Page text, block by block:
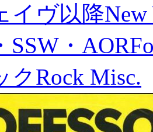
イヴ以降New
SSW・AOR
クRock Misc.